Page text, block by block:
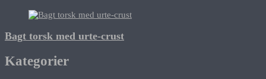
Bagt torsk med urte-crust
Kategorier